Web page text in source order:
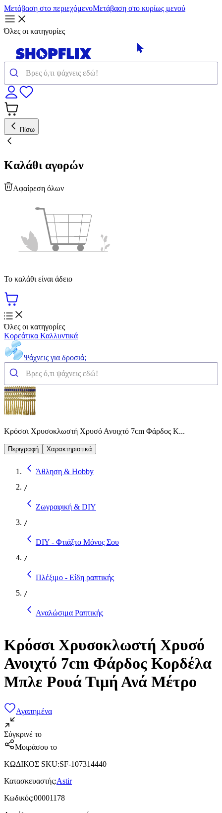
Μετάβαση στο περιεχόμενοΜετάβαση στο κυρίως μενού
Όλες οι κατηγορίες
Πίσω
Καλάθι αγορών
Αφαίρεση όλων
Το καλάθι είναι άδειο
Όλες οι κατηγορίες
Κορεάτικα Καλλυντικά
Ψάχνεις για δροσιά;
Κρόσσι Χρυσοκλωστή Χρυσό Ανοιχτό 7cm Φάρδος Κ...
Περιγραφή Χαρακτηριστικά
Άθληση & Hobby
/
Ζωγραφική & DIY
/
DIY - Φτιάξτο Μόνος Σου
/
Πλέξιμο - Είδη ραπτικής
/
Αναλώσιμα Ραπτικής
Κρόσσι Χρυσοκλωστή Χρυσό
Ανοιχτό 7cm Φάρδος Κορδέλα
Μπλε Ρουά Τιμή Ανά Μέτρο
Αγαπημένα
Σύγκρινέ το
Μοιράσου το
ΚΩΔΙΚΟΣ SKU:SF-107314440
Κατασκευαστής:Astir
Κωδικός:00001178